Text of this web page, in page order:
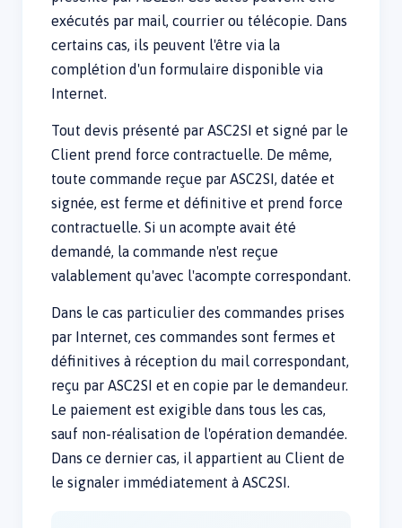
exécutés par mail, courrier ou télécopie. Dans
certains cas, ils peuvent l'être via la
complétion d'un formulaire disponible via
Internet.
Tout devis présenté par ASC2SI et signé par le
Client prend force contractuelle. De même,
toute commande reçue par ASC2SI, datée et
signée, est ferme et définitive et prend force
contractuelle. Si un acompte avait été
demandé, la commande n'est reçue
valablement qu'avec l'acompte correspondant.
Dans le cas particulier des commandes prises
par Internet, ces commandes sont fermes et
définitives à réception du mail correspondant,
reçu par ASC2SI et en copie par le demandeur.
Le paiement est exigible dans tous les cas,
sauf non-réalisation de l'opération demandée.
Dans ce dernier cas, il appartient au Client de
le signaler immédiatement à ASC2SI.